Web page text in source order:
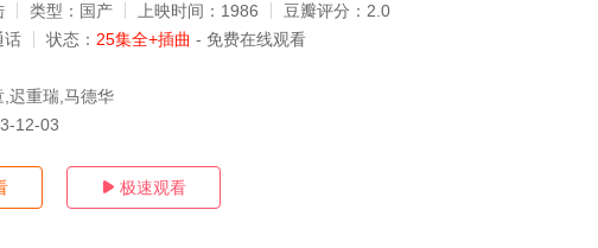
类型： 国产 上映时间： 1986 豆瓣评分： 2.0
话 状态： 25集全+插曲 - 免费在线观看
,迟重瑞,马德华
12-03
 极速观看